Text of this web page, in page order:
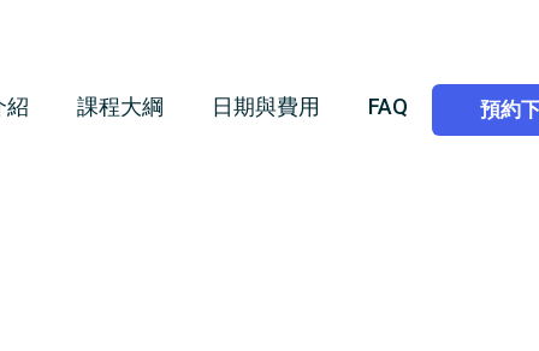
紹 課程大綱 日期與費用 FAQ 預約